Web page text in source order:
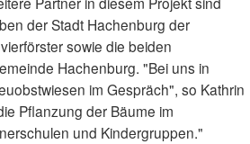
der Stadt Hachenburg der
sowie die beiden
Hachenburg. "Bei uns in
im Gespräch", so Kathrin
Pflanzung der Bäume im
und Kindergruppen."